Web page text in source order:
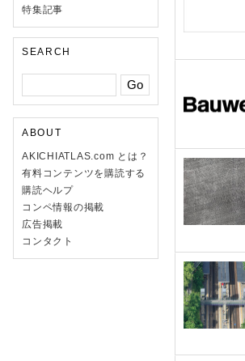
特集記事
SEARCH
ABOUT
AKICHIATLAS.com とは？
有料コンテンツを購読する
購読ヘルプ
コンペ情報の掲載
広告掲載
コンタクト